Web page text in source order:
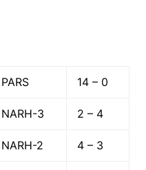
PARS 14 – 0
NARH-3 2 – 4
NARH-2 4 – 3